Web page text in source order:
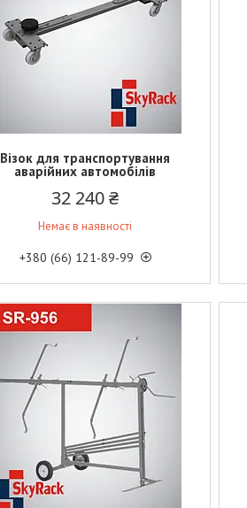
Візок для транспортування
аварійних автомобілів
32 240 ₴
Немає в наявності
+380 (66) 121-89-99